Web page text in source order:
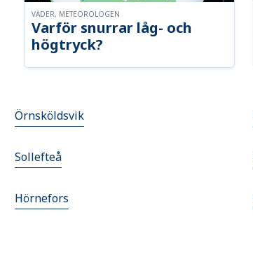
Varför snurrar låg- och
högtryck?
VÄDER, METEOROLOGEN
Örnsköldsvik
Sollefteå
Hörnefors